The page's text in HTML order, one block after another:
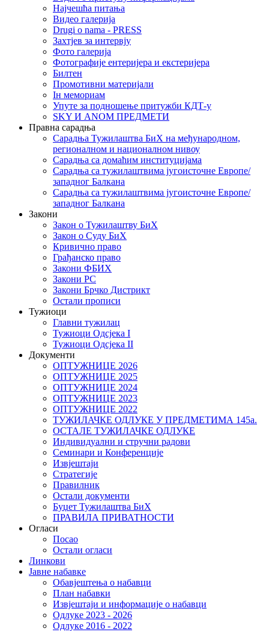
Најчешћа питања
Видео галерија
Drugi o nama - PRESS
Захтјев за интервју
Фото галерија
Фотографије ентеријера и екстеријера
Билтен
Промотивни материјали
Iн мемориам
Упуте за подношење притужби КДТ-у
SKY И ANOM ПРЕДМЕТИ
Правна сарадња
Сарадња Тужилаштва БиХ на међународном,
регионалном и националном нивоу
Сарадња са домаћим институцијама
Сарадња са тужилаштвима југоисточне Европе/
западног Балкана
Сарадња са тужилаштвима југоисточне Европе/
западног Балкана
Закони
Закон о Тужилаштву БиХ
Закон о Суду БиХ
Кривично право
Грађанско право
Закони ФБИХ
Закони РС
Закони Брчко Дистрикт
Остали прописи
Тужиоци
Главни тужилац
Тужиоци Oдсјекa I
Тужиоци Oдсјекa II
Документи
ОПТУЖНИЦЕ 2026
ОПТУЖНИЦЕ 2025
ОПТУЖНИЦЕ 2024
ОПТУЖНИЦЕ 2023
ОПТУЖНИЦЕ 2022
ТУЖИЛАЧКЕ ОДЛУКЕ У ПРЕДМЕТИМА 145а.
ОСТАЛЕ ТУЖИЛАЧКЕ ОДЛУКЕ
Индивидуални и стручни радови
Семинари и Конференције
Извјештаји
Стратегије
Правилник
Остали документи
Буџет Тужилаштва БиХ
ПРАВИЛА ПРИВАТНОСТИ
Огласи
Посао
Остали огласи
Линкови
Јавне набавке
Обавјештења о набавци
План набавки
Извјештаји и информације о набавци
Одлуке 2023 - 2026
Одлуке 2016 - 2022